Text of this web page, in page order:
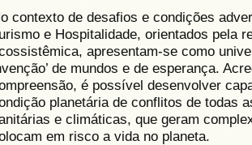
contexto de desafios e condições
e Hospitalidade, orientados pela
apresentam-se como
de mundos e de esperança.
é possível desenvolver
planetária de conflitos de todas
e climáticas, que geram
em risco a vida no planeta.